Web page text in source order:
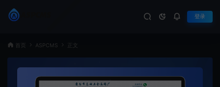
登录
首页 ASPCMS 正文